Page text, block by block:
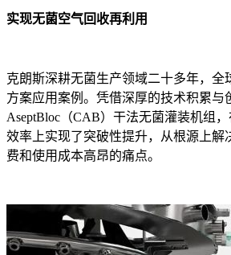
实现无菌空气回收再利用
克朗斯深耕无菌生产领域二十多年，全
方案应用案例。凭借深厚的技术积累与
AseptBloc（CAB）干法无菌灌装机组
效率上实现了突破性提升，从根源上解
费和使用成本高昂的痛点。